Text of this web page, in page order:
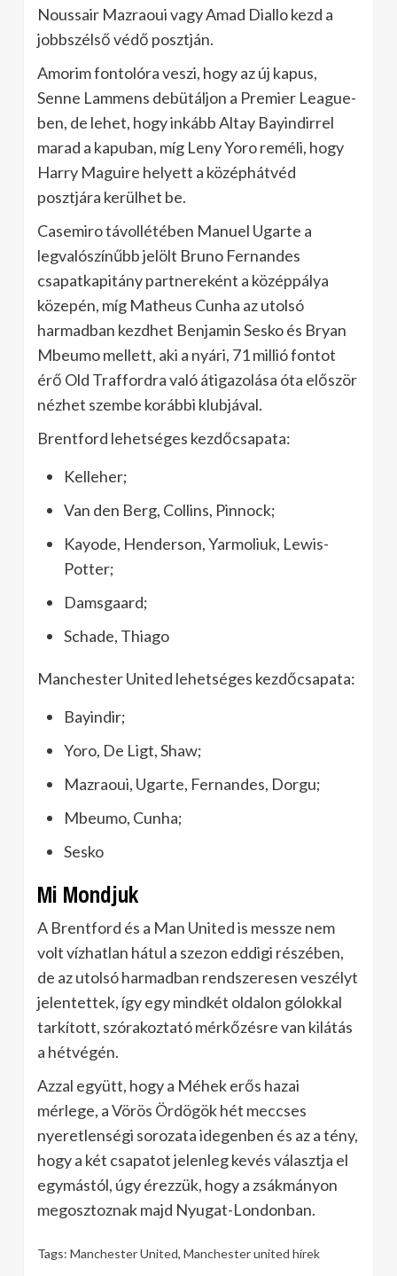
Noussair Mazraoui vagy Amad Diallo kezd a
jobbszélső védő posztján.
Amorim fontolóra veszi, hogy az új kapus,
Senne Lammens debütáljon a Premier League-
ben, de lehet, hogy inkább Altay Bayindirrel
marad a kapuban, míg Leny Yoro reméli, hogy
Harry Maguire helyett a középhátvéd
posztjára kerülhet be.
Casemiro távollétében Manuel Ugarte a
legvalószínűbb jelölt Bruno Fernandes
csapatkapitány partnereként a középpálya
közepén, míg Matheus Cunha az utolsó
harmadban kezdhet Benjamin Sesko és Bryan
Mbeumo mellett, aki a nyári, 71 millió fontot
érő Old Traffordra való átigazolása óta először
nézhet szembe korábbi klubjával.
Brentford lehetséges kezdőcsapata:
Kelleher;
Van den Berg, Collins, Pinnock;
Kayode, Henderson, Yarmoliuk, Lewis-
Potter;
Damsgaard;
Schade, Thiago
Manchester United lehetséges kezdőcsapata:
Bayindir;
Yoro, De Ligt, Shaw;
Mazraoui, Ugarte, Fernandes, Dorgu;
Mbeumo, Cunha;
Sesko
Mi Mondjuk
A Brentford és a Man United is messze nem
volt vízhatlan hátul a szezon eddigi részében,
de az utolsó harmadban rendszeresen veszélyt
jelentettek, így egy mindkét oldalon gólokkal
tarkított, szórakoztató mérkőzésre van kilátás
a hétvégén.
Azzal együtt, hogy a Méhek erős hazai
mérlege, a Vörös Ördögök hét meccses
nyeretlenségi sorozata idegenben és az a tény,
hogy a két csapatot jelenleg kevés választja el
egymástól, úgy érezzük, hogy a zsákmányon
megosztoznak majd Nyugat-Londonban.
Tags: Manchester United, Manchester united hírek